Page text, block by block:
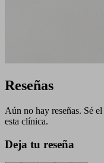
Reseñas
Aún no hay reseñas. Sé
esta clínica.
Deja tu reseña